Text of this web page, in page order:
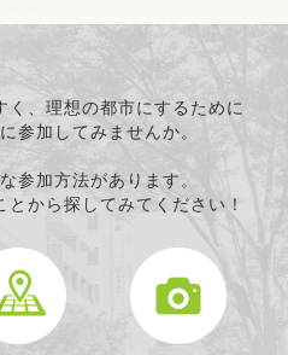
く、理想の都市にするために
参加してみませんか。
参加方法があります。
から探してみてください！